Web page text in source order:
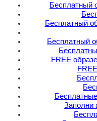
Бесплатный
Бесплатный
Бесплатный
FREE
Заполни